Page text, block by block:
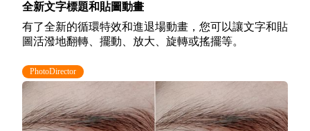
全新文字標題和貼圖動畫
有了全新的循環特效和進退場動畫，您可以讓文字和貼
圖活潑地翻轉、擺動、放大、旋轉或搖擺等。
PhotoDirector